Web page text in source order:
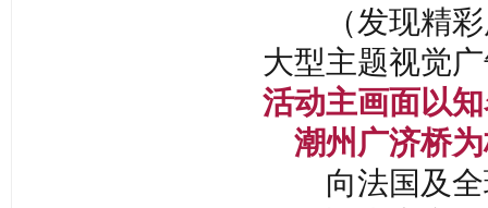
（发现精
大型主题视觉
活动主画面以
潮州广济桥
向法国及